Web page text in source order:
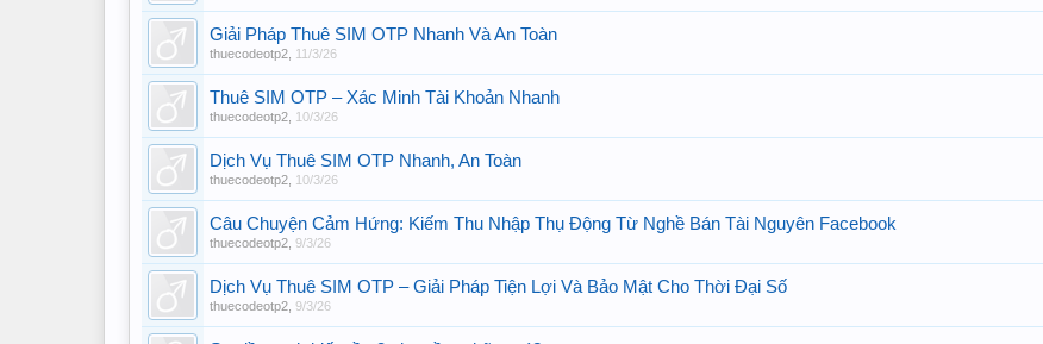
Giải Pháp Thuê SIM OTP Nhanh Và An Toàn
thuecodeotp2 11/3/26
Thuê SIM OTP – Xác Minh Tài Khoản Nhanh
thuecodeotp2 10/3/26
Dịch Vụ Thuê SIM OTP Nhanh, An Toàn
thuecodeotp2 10/3/26
Câu Chuyện Cảm Hứng: Kiếm Thu Nhập Thụ Động Từ Nghề Bán Tài Nguyên Facebook
thuecodeotp2 9/3/26
Dịch Vụ Thuê SIM OTP – Giải Pháp Tiện Lợi Và Bảo Mật Cho Thời Đại Số
thuecodeotp2 9/3/26